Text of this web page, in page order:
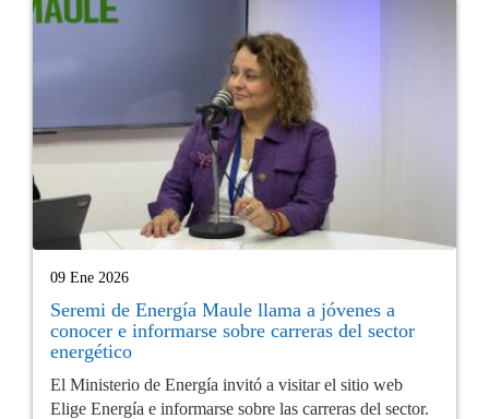
09 Ene 2026
Seremi de Energía Maule llama a jóvenes a
conocer e informarse sobre carreras del sector
energético
El Ministerio de Energía invitó a visitar el sitio web
Elige Energía e informarse sobre las carreras del sector.